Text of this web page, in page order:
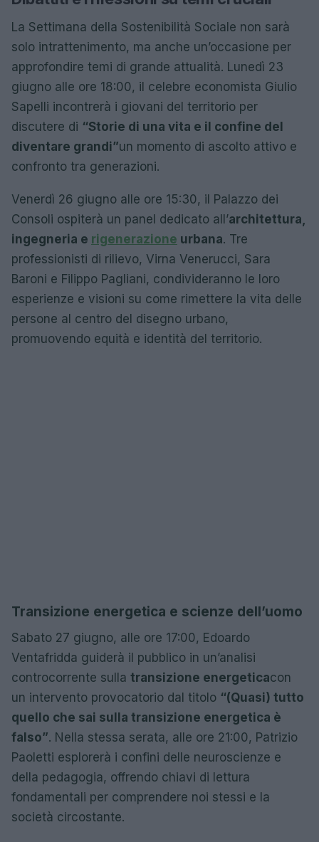
La Settimana della Sostenibilità Sociale non sarà
solo intrattenimento, ma anche un’occasione per
approfondire temi di grande attualità. Lunedì 23
giugno alle ore 18:00, il celebre economista Giulio
Sapelli incontrerà i giovani del territorio per
discutere di “Storie di una vita e il confine del
diventare grandi”un momento di ascolto attivo e
confronto tra generazioni.
Venerdì 26 giugno alle ore 15:30, il Palazzo dei
Consoli ospiterà un panel dedicato all’architettura,
ingegneria e rigenerazione urbana. Tre
professionisti di rilievo, Virna Venerucci, Sara
Baroni e Filippo Pagliani, condivideranno le loro
esperienze e visioni su come rimettere la vita delle
persone al centro del disegno urbano,
promuovendo equità e identità del territorio.
Transizione energetica e scienze dell’uomo
Sabato 27 giugno, alle ore 17:00, Edoardo
Ventafridda guiderà il pubblico in un’analisi
controcorrente sulla transizione energeticacon
un intervento provocatorio dal titolo “(Quasi) tutto
quello che sai sulla transizione energetica è
falso”. Nella stessa serata, alle ore 21:00, Patrizio
Paoletti esplorerà i confini delle neuroscienze e
della pedagogia, offrendo chiavi di lettura
fondamentali per comprendere noi stessi e la
società circostante.